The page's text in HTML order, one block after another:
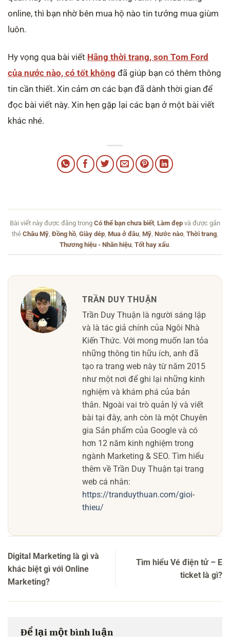
online, thì bạn nhờ bên mua hộ nào tin tưởng mua giùm
luôn.
Hy vọng qua bài viết Hãng thời trang, son Tom Ford
của nước nào, có tốt không đã giúp bạn có thêm thông
tin cần thiết. Xin cảm ơn các bạn đã dành thời gian để
đọc bài viết này. Xin hẹn gặp lại các bạn ở một bài viết
khác nhé.
Bài viết này được đăng trong Có thể bạn chưa biết, Làm đẹp và được gắn
thẻ Châu Mỹ, Đồng hồ, Giày dép, Mua ở đâu, Mỹ, Nước nào, Thời trang,
Thương hiệu - Nhãn hiệu, Tốt hay xấu.
TRẦN DUY THUẬN
Trần Duy Thuận là người sáng lập
và là tác giả chính của Ngôi Nhà
Kiến Thức. Với mong muốn lan tỏa
những thông tin hữu ích, anh đã
tạo ra trang web này từ năm 2015
như một nơi để ghi lại những kinh
nghiệm và khám phá của bản
thân. Ngoài vai trò quản lý và viết
bài tại đây, anh còn là một Chuyên
gia Sản phẩm của Google và có
hơn 12 năm kinh nghiệm trong
ngành Marketing & SEO. Tìm hiểu
thêm về Trần Duy Thuận tại trang
web cá nhân:
https://tranduythuan.com/gioi-
thieu/
Digital Marketing là gì và
khác biệt gì với Online
Marketing?
Tìm hiểu Vé điện tử – E
ticket là gì?
Để lại một bình luận